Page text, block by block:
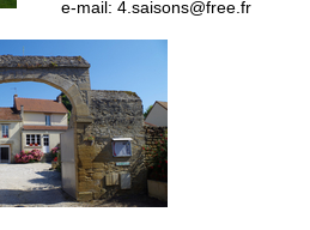
e-mail: 4.saisons@free.fr